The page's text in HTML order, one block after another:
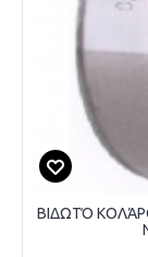
ΒΙΔΩΤΌ